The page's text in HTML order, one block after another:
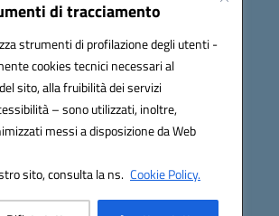
di tracciamento
strumenti di profilazione degli utenti -
cookies tecnici necessari al
sito, alla fruibilità dei servizi
– sono utilizzati, inoltre,
messi a disposizione da Web
sito, consulta la ns. Cookie Policy.